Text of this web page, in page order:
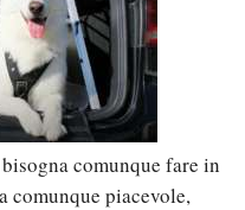
comunque fare in
comunque piacevole,